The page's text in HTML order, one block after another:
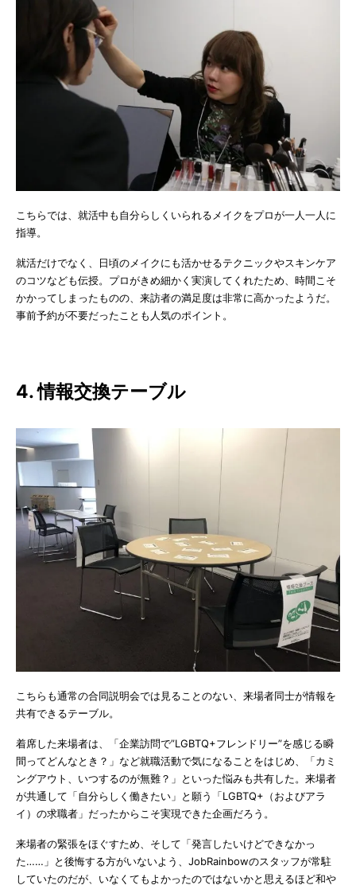
こちらでは、就活中も自分らしくいられるメイクをプロが一人一人に
指導。
就活だけでなく、日頃のメイクにも活かせるテクニックやスキンケア
のコツなども伝授。プロがきめ細かく実演してくれたため、時間こそ
かかってしまったものの、来訪者の満足度は非常に高かったようだ。
事前予約が不要だったことも人気のポイント。
4. 情報交換テーブル
こちらも通常の合同説明会では見ることのない、来場者同士が情報を
共有できるテーブル。
着席した来場者は、「企業訪問で”LGBTQ+フレンドリー”を感じる瞬
間ってどんなとき？」など就職活動で気になることをはじめ、「カミ
ングアウト、いつするのが無難？」といった悩みも共有した。来場者
が共通して「自分らしく働きたい」と願う「LGBTQ+（およびアラ
イ）の求職者」だったからこそ実現できた企画だろう。
来場者の緊張をほぐすため、そして「発言したいけどできなかっ
た……」と後悔する方がいないよう、JobRainbowのスタッフが常駐
していたのだが、いなくてもよかったのではないかと思えるほど和や